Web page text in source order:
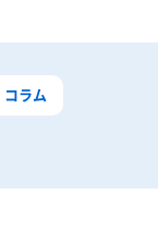
コラム